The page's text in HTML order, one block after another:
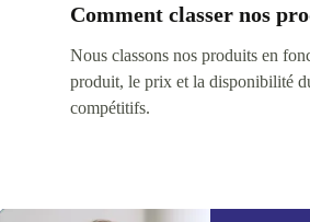
Comment classer nos
Nous classons nos produits en
produit, le prix et la disponibilité
compétitifs.